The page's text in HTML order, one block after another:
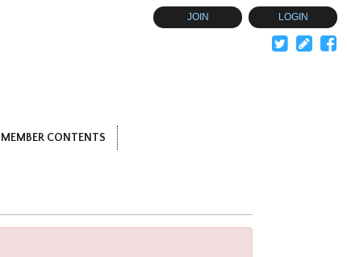
JOIN LOGIN
MEMBER CONTENTS